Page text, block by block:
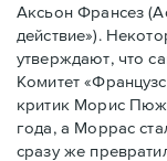
Аксьон Франсез
действие»).
утверждают, что
Комитет
критик Морис
года, а Моррас
сразу же